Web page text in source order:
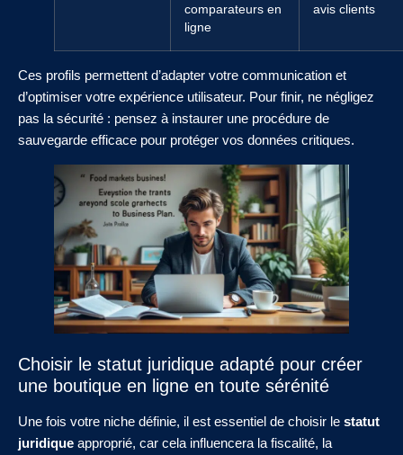
comparateurs en
ligne
avis clients
Ces profils permettent d’adapter votre communication et
d’optimiser votre expérience utilisateur. Pour finir, ne négligez
pas la sécurité : pensez à instaurer une procédure de
sauvegarde efficace pour protéger vos données critiques.
Choisir le statut juridique adapté pour créer
une boutique en ligne en toute sérénité
Une fois votre niche définie, il est essentiel de choisir le statut
juridique approprié, car cela influencera la fiscalité, la